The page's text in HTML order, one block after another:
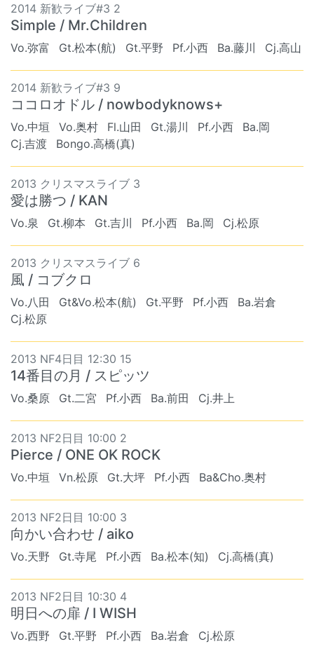
2014 新歓ライブ#3 2
Simple / Mr.Children
Vo.弥富 Gt.松本(航) Gt.平野 Pf.小西 Ba.藤川 Cj.高山
2014 新歓ライブ#3 9
ココロオドル / nowbodyknows+
Vo.中垣 Vo.奥村 Fl.山田 Gt.湯川 Pf.小西
Ba.岡
Cj.吉渡
Bongo.高橋(真)
2013 クリスマスライブ 3
愛は勝つ / KAN
Vo.泉 Gt.柳本 Gt.吉川 Pf.小西 Ba.岡 Cj.松原
2013 クリスマスライブ 6
風 / コブクロ
Vo.八田 Gt&Vo.松本(航) Gt.平野 Pf.小西
Ba.岩倉
Cj.松原
2013 NF4日目 12:30 15
14番目の月 / スピッツ
Vo.桑原 Gt.二宮 Pf.小西 Ba.前田 Cj.井上
2013 NF2日目 10:00 2
Pierce / ONE OK ROCK
Vo.中垣 Vn.松原 Gt.大坪 Pf.小西 Ba&Cho.奥村
2013 NF2日目 10:00 3
向かい合わせ / aiko
Vo.天野 Gt.寺尾 Pf.小西 Ba.松本(知) Cj.高橋(真)
2013 NF2日目 10:30 4
明日への扉 / I WISH
Vo.西野 Gt.平野 Pf.小西 Ba.岩倉 Cj.松原